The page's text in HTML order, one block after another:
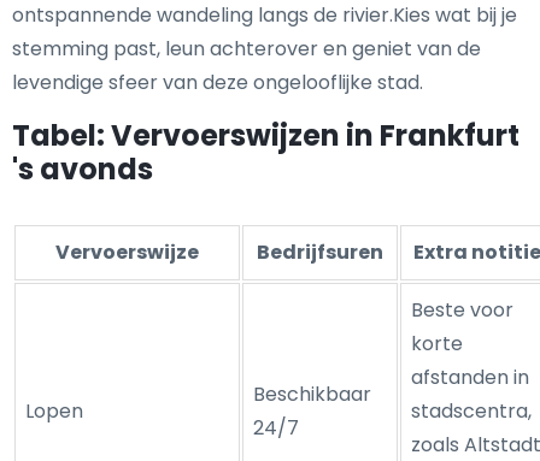
ontspannende wandeling langs de rivier.Kies wat bij je
stemming past, leun achterover en geniet van de
levendige sfeer van deze ongelooflijke stad.
Tabel: Vervoerswijzen in Frankfurt
's avonds
Vervoerswijze Bedrijfsuren Extra
Lopen
Beschikbaar
24/7
Beste voor
korte
afstanden in
stadscentra,
zoals Altstadt